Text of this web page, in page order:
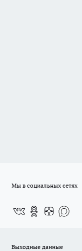
Мы в социальных сетях
Выходные данные